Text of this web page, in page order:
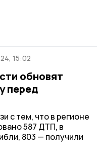
15:02
обновят
перед
с тем, что в регионе
587 ДТП, в
803 — получили